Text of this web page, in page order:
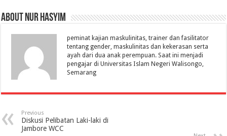
About Nur Hasyim
peminat kajian maskulinitas, trainer dan fasilitator
tentang gender, maskulinitas dan kekerasan serta
ayah dari dua anak perempuan. Saat ini menjadi
pengajar di Universitas Islam Negeri Walisongo,
Semarang
Previous
Diskusi Pelibatan Laki-laki di
Jambore WCC